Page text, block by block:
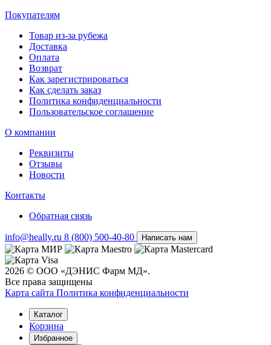
Покупателям
Товар из-за рубежа
Доставка
Оплата
Возврат
Как зарегистрироваться
Как сделать заказ
Политика конфиденциальности
Пользовательское соглашение
О компании
Реквизиты
Отзывы
Новости
Контакты
Обратная связь
info@heally.ru 8 (800) 500-40-80 Написать нам
2026 © ООО «ДЭНИС Фарм МД».
Все права защищены
Карта сайта Политика конфиден­циальности
Каталог
Корзина
Избранное